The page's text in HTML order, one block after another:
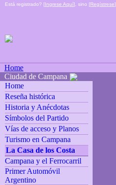
Está registrado? [Ingrese Aquí], sino [Regístrese]
Home
Ciudad de Campana
Home
Reseña histórica
Historia y Anécdotas
Símbolos del Partido
Vías de acceso y Planos
Turismo en Campana
La Casa de los Costa
Campana y el Ferrocarril
Primer Automóvil
Argentino